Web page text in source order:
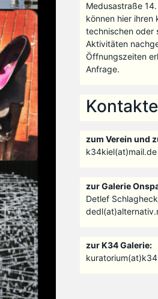
Medusastraße
können hier ihren
technischen oder
Aktivitäten
Öffnungszeiten
Anfrage.
Kontakte
zum Verein und
k34kiel(at)mail.de
zur Galerie
Detlef
zur K34 Galerie: